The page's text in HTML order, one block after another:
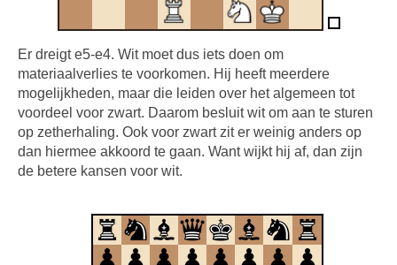
Er dreigt e5-e4. Wit moet dus iets doen om
materiaalverlies te voorkomen. Hij heeft meerdere
mogelijkheden, maar die leiden over het algemeen tot
voordeel voor zwart. Daarom besluit wit om aan te sturen
op zetherhaling. Ook voor zwart zit er weinig anders op
dan hiermee akkoord te gaan. Want wijkt hij af, dan zijn
de betere kansen voor wit.